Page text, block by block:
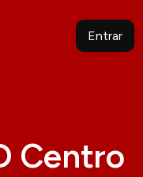
Entrar
Centro